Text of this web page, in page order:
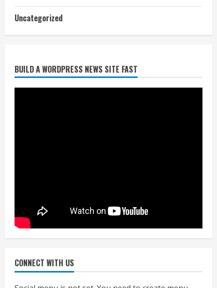
Uncategorized
BUILD A WORDPRESS NEWS SITE FAST
CONNECT WITH US
July 24, 2026
निर्धारित मानक व नियम का बारीकी से किया
जाएगा परीक्षण, तब कार्रवाई
निजीविशेषज्ञों की रिपोर्ट पर भी मिलेगा
July 24, 2026
एचईआरसी के अध्यक्ष नंद लाल का निधन